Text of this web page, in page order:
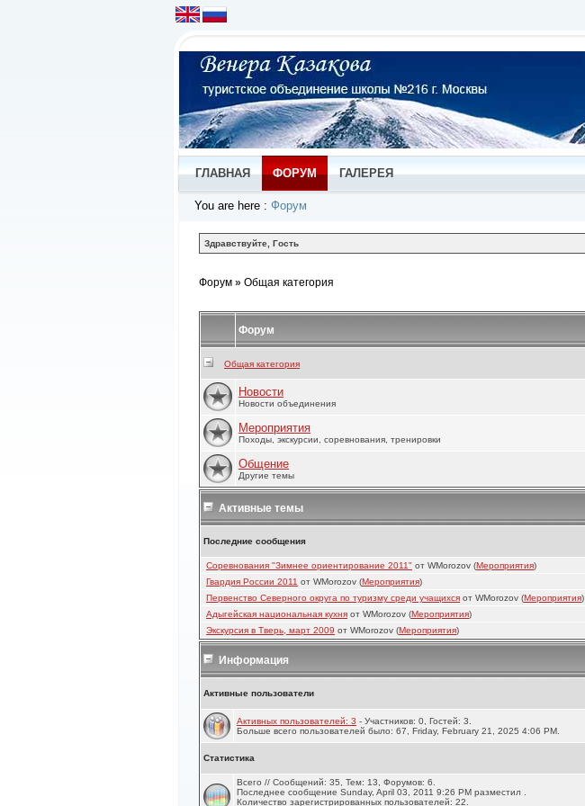
ГЛАВНАЯ ФОРУМ ГАЛЕРЕЯ
You are here : Форум
Здравствуйте, Гость
Форум » Общая категория
Форум
Общая категория
Новости
Новости объединения
Мероприятия
Походы, экскурсии, соревнования, тренировки
Общение
Другие темы
Активные темы
Последние сообщения
Соревнования "Зимнее ориентирование 2011" от WMorozov (Мероприятия)
Гвардия России 2011 от WMorozov (Мероприятия)
Первенство Северного округа по туризму среди учащихся от WMorozov (Мероприятия)
Адыгейская национальная кухня от WMorozov (Мероприятия)
Экскурсия в Тверь, март 2009 от WMorozov (Мероприятия)
Информация
Активные пользователи
Активных пользователей: 3 - Участников: 0, Гостей: 3.
Больше всего пользователей было: 67, Friday, February 21, 2025 4:06 PM.
Статистика
Всего // Сообщений: 35, Тем: 13, Форумов: 6.
Последнее сообщение Sunday, April 03, 2011 9:26 PM разместил .
Количество зарегистрированных пользователей: 22.